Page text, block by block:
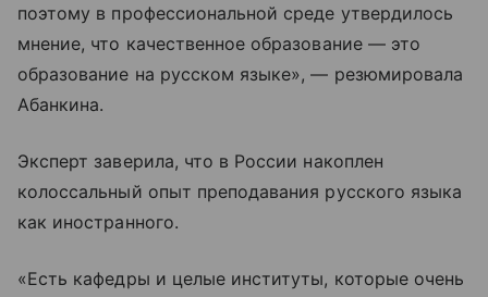
поэтому в профессиональной среде утвердилось
мнение, что качественное образование — это
образование на русском языке», — резюмировала
Абанкина.
Эксперт заверила, что в России накоплен
колоссальный опыт преподавания русского языка
как иностранного.
«Есть кафедры и целые институты, которые очень